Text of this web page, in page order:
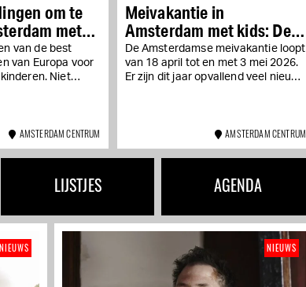
om te
met
van de best
van Europa voor
Niet
AMSTERDAM CENTRUM
Meivakantie in
Amsterdam met kids: De
leukste uitjes!
De Amsterdamse meivakantie loopt
van 18 april tot en met 3 mei 2026.
Er zijn dit jaar opvallend veel nieuwe
AMSTERDAM CENTRUM
LIJSTJES AGENDA
NIEUWS NIEUWS